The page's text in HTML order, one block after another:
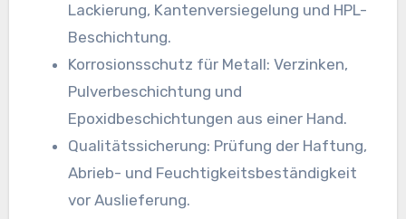
Lackierung, Kantenversiegelung und HPL-
Beschichtung.
Korrosionsschutz für Metall: Verzinken,
Pulverbeschichtung und
Epoxidbeschichtungen aus einer Hand.
Qualitätssicherung: Prüfung der Haftung,
Abrieb- und Feuchtigkeitsbeständigkeit
vor Auslieferung.